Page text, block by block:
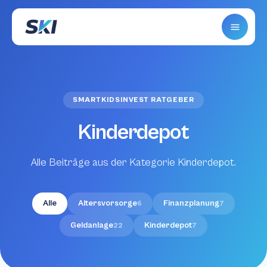
SMARTKIDSINVEST RATGEBER
Kinderdepot
Alle Beiträge aus der Kategorie Kinderdepot.
Alle Altersvorsorge6 Finanzplanung7
Geldanlage22 Kinderdepot7